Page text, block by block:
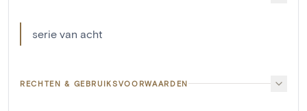
serie van acht
RECHTEN & GEBRUIKSVOORWAARDEN